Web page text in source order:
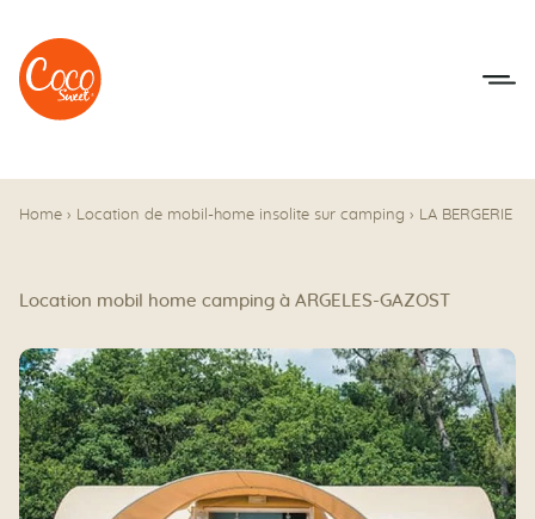
Aller au menu
Aller au contenu
Home › Location de mobil-home insolite sur camping › LA BERGERIE
Location mobil home camping à ARGELES-GAZOST